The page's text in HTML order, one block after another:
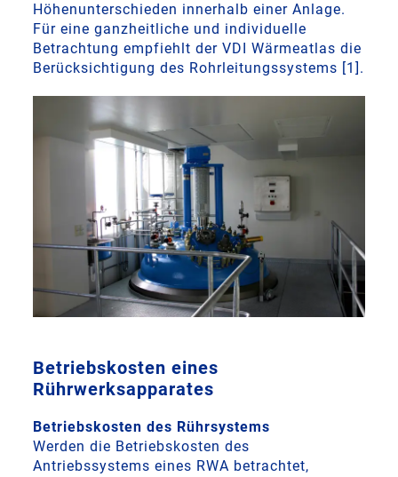
Höhenunterschieden innerhalb einer Anlage.
Für eine ganzheitliche und individuelle
Betrachtung empfiehlt der VDI Wärmeatlas die
Berücksichtigung des Rohrleitungssystems [1].
Betriebskosten eines
Rührwerksapparates
Betriebskosten des Rührsystems
Werden die Betriebskosten des
Antriebssystems eines RWA betrachtet,